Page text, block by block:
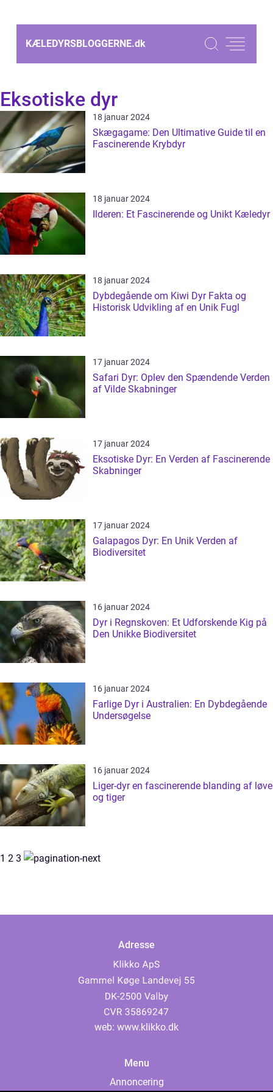
KÆLEDYRSBLOGGERNE.dk
Eksotiske dyr
18 januar 2024
Skægagame: Den Ultimative Guide til en
Fascinerende Krybdyr
18 januar 2024
Ilderen: Et Fascinerende og Unikt Kæledyr
18 januar 2024
Dybdegående om Kiwi Dyr Fakta og
Historisk Udvikling af en Unik Fugl
17 januar 2024
Safari Dyr: Oplev den Spændende Verden
af Vilde Skabninger
17 januar 2024
Eksotiske Dyr: En Verden af Fascinerende
Skabninger
17 januar 2024
Galapagos Dyr: En Unik Verden af
Biodiversitet
16 januar 2024
Dyr i Regnskoven: Et Udforskende Kig på
Den Unikke Biodiversitet
16 januar 2024
Farlige Dyr i Australien: En Dybdegående
Undersøgelse
16 januar 2024
Liger-dyr en fascinerende blanding af løve
og tiger
1 2 3
Adresse
web: www.klikko.dk
Menu
Annoncering